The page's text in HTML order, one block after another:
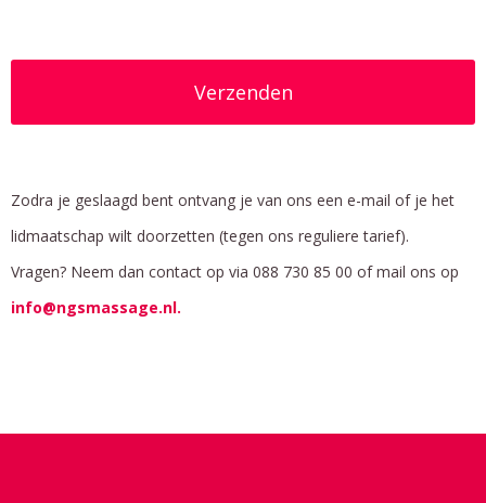
Zodra je geslaagd bent ontvang je van ons een e-mail of je het
lidmaatschap wilt doorzetten (tegen ons reguliere tarief).
Vragen? Neem dan contact op via 088 730 85 00 of mail ons op
info@ngsmassage.nl.